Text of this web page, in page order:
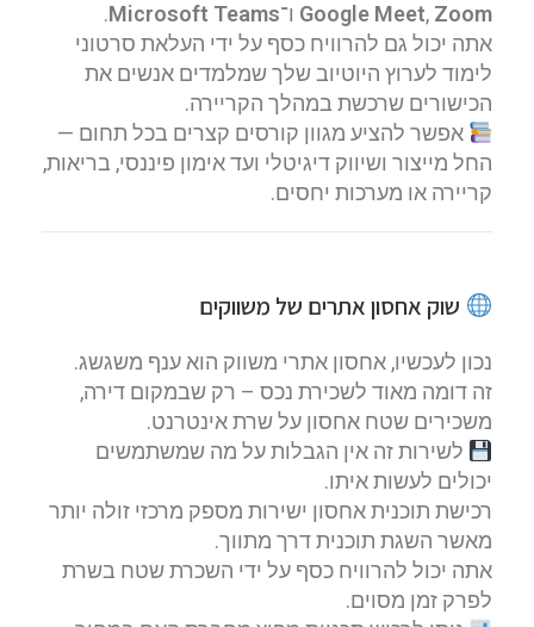
Google Meet, Zoom ו־Microsoft Teams
.
אתה יכול גם להרוויח כסף על ידי העלאת סרטוני
לימוד לערוץ היוטיוב שלך שמלמדים אנשים את
הכישורים שרכשת במהלך הקריירה.
אפשר להציע מגוון קורסים קצרים בכל תחום —
החל מייצור ושיווק דיגיטלי ועד אימון פיננסי, בריאות,
קריירה או מערכות יחסים.
שוק אחסון אתרים של משווקים
נכון לעכשיו, אחסון אתרי משווק הוא ענף משגשג.
זה דומה מאוד לשכירת נכס – רק שבמקום דירה,
משכירים שטח אחסון על שרת אינטרנט.
לשירות זה אין הגבלות על מה שמשתמשים
יכולים לעשות איתו.
רכישת תוכנית אחסון ישירות מספק מרכזי זולה יותר
מאשר השגת תוכנית דרך מתווך.
אתה יכול להרוויח כסף על ידי השכרת שטח בשרת
לפרק זמן מסוים.